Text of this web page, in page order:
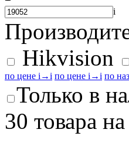
i
Hikvision
по цене i →i по цене i →i по
Только в
30 товара